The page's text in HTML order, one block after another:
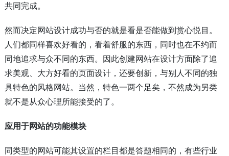
共同完成。
然而决定网站设计成功与否的就是看是否能做到赏心悦目。
人们都同样喜欢好看的，看着舒服的东西，同时也在不约而
同地追求与众不同的东西。因此创建网站在设计方面除了追
求美观、大方好看的页面设计，还要创新，与别人不同的独
具特色的风格网站。当然，特色一两个足矣，不然成为另类
就不是从众心理所能接受的了。
应用于网站的功能模块
同类型的网站可能其设置的栏目都是答题相同的，有些行业